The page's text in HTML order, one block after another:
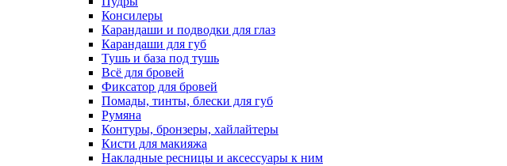
Консилеры
Карандаши и подводки для глаз
Карандаши для губ
Тушь и база под тушь
Всё для бровей
Фиксатор для бровей
Помады, тинты, блески для губ
Румяна
Контуры, бронзеры, хайлайтеры
Кисти для макияжа
Накладные ресницы и аксессуары к ним